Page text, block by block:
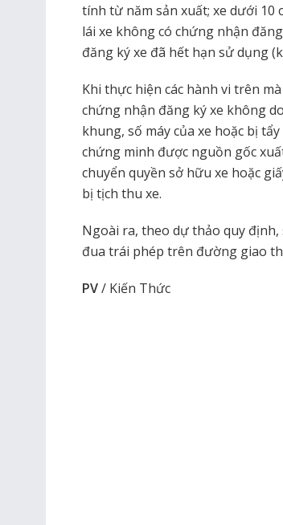
tính từ năm sản xuất; xe dưới 10
lái xe không có chứng nhận
đăng ký xe đã hết hạn sử dụng
Khi thực hiện các hành vi trên
chứng nhận đăng ký xe không
khung, số máy của xe hoặc bị
chứng minh được nguồn gốc
chuyển quyền sở hữu xe hoặc
bị tịch thu xe.
Ngoài ra, theo dự thảo quy
đua trái phép trên đường giao
PV/ Kiến Thức